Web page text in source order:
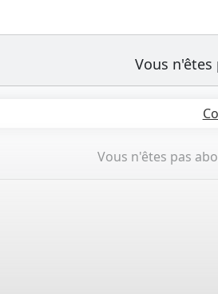
Vous
Vous n'êtes pas